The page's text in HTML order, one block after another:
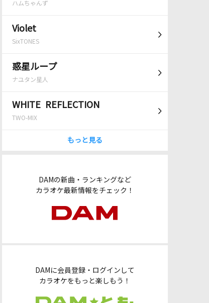
ハムちゃんず
Violet
SixTONES
惑星ループ
ナユタン星人
WHITE REFLECTION
TWO-MIX
もっと見る
DAMの新曲・ランキングなど
カラオケ最新情報をチェック！
DAMに会員登録・ログインして
カラオケをもっと楽しもう！